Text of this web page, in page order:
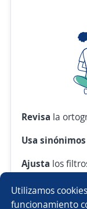
Utilizamos
funcionamiento
Revisa la
Usa
Ajusta los
O crea una
vacante con